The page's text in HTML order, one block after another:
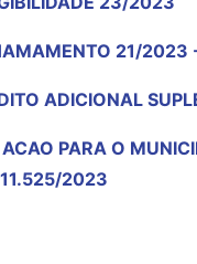
21/
ADICIONAL
PARA O
11.525/2023